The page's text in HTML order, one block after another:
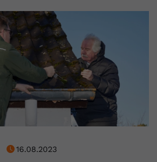
16.08.2023
Daten darüber zu speichern, welche
Videos von YouTube der Nutzer
gesehen hat.
yt-remote-connected-devices
Youtube.com
Session
Videopräferenzen des Nutzers zu